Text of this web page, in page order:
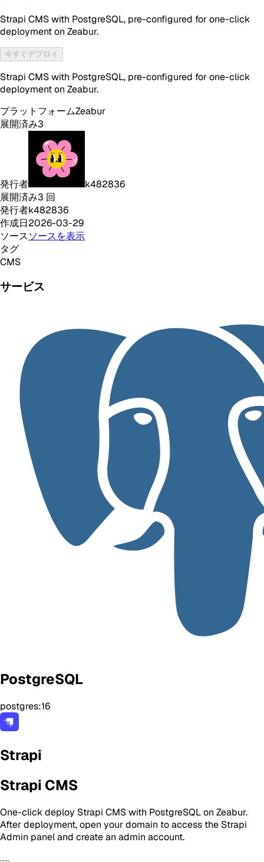
Strapi CMS with PostgreSQL, pre-configured for one-click
deployment on Zeabur.
今すぐデプロイ
Strapi CMS with PostgreSQL, pre-configured for one-click
deployment on Zeabur.
プラットフォームZeabur
展開済み3
発行者
k482836
展開済み3 回
発行者k482836
作成日2026-03-29
ソースソースを表示
タグ
CMS
サービス
PostgreSQL
postgres:16
Strapi
Strapi CMS
One-click deploy Strapi CMS with PostgreSQL on Zeabur.
After deployment, open your domain to access the Strapi
Admin panel and create an admin account.